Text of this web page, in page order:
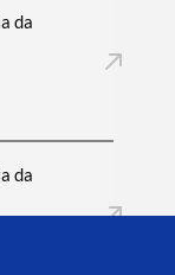
da
da